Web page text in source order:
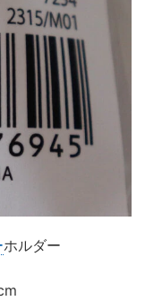
ホルダー